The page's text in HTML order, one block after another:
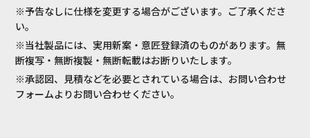
※予告なしに仕様を変更する場合がございます。ご了承くださ
い。
※当社製品には、実用新案・意匠登録済のものがあります。無
断複写・無断複製・無断転載はお断りいたします。
※承認図、見積などを必要とされている場合は、お問い合わせ
フォームよりお問い合わせください。